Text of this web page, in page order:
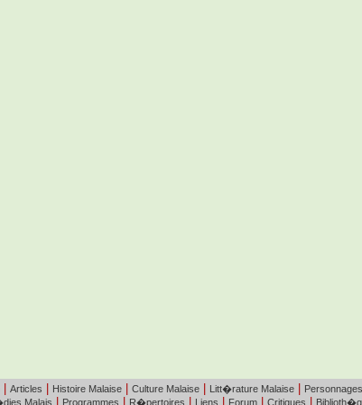
| Articles Histoire Malaise| Culture Malaise| Litt�rature Malaise| Personnages
Malais Programmes R�pertoires Liens Forum Critiques